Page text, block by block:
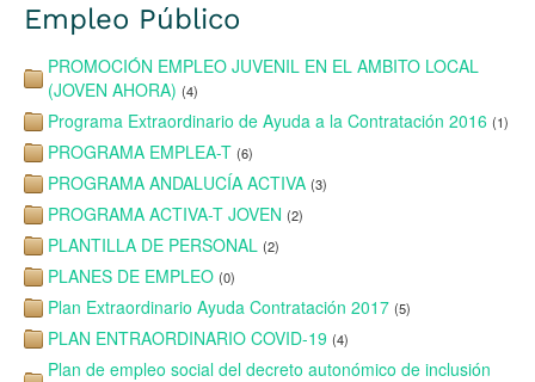
Empleo Público
PROMOCIÓN EMPLEO JUVENIL EN EL AMBITO LOCAL
(JOVEN AHORA) (4)
Programa Extraordinario de Ayuda a la Contratación 2016 (1)
PROGRAMA EMPLEA-T (6)
PROGRAMA ANDALUCÍA ACTIVA (3)
PROGRAMA ACTIVA-T JOVEN (2)
PLANTILLA DE PERSONAL (2)
PLANES DE EMPLEO (0)
Plan Extraordinario Ayuda Contratación 2017 (5)
PLAN ENTRAORDINARIO COVID-19 (4)
Plan de empleo social del decreto autonómico de inclusión